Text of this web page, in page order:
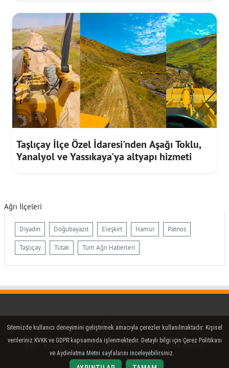
Taşlıçay İlçe Özel İdaresi'nden Aşağı Toklu,
Yanalyol ve Yassıkaya'ya altyapı hizmeti
Ağrı İlçeleri
Diyadin Doğubayazıt Eleşkirt Hamur Patnos
Taşlıçay Tutak Tüm Ağrı Haberleri
Facebook
Twitter (X)
YouTube
Instagram
Rss Künye İletişim Çerez Politikası
Gizlilik İlkeleri
Yayın İlkeleri
Sitemizde kullanıcı deneyimini geliştirmek amacıyla çerezler kullanılmaktadır. Kişisel
verileriniz KVKK ve GDPR kapsamında işlenmektedir. Detaylı bilgi için Çerez Politikası
ve Aydınlatma Metni sayfalarını inceleyebilirsiniz.